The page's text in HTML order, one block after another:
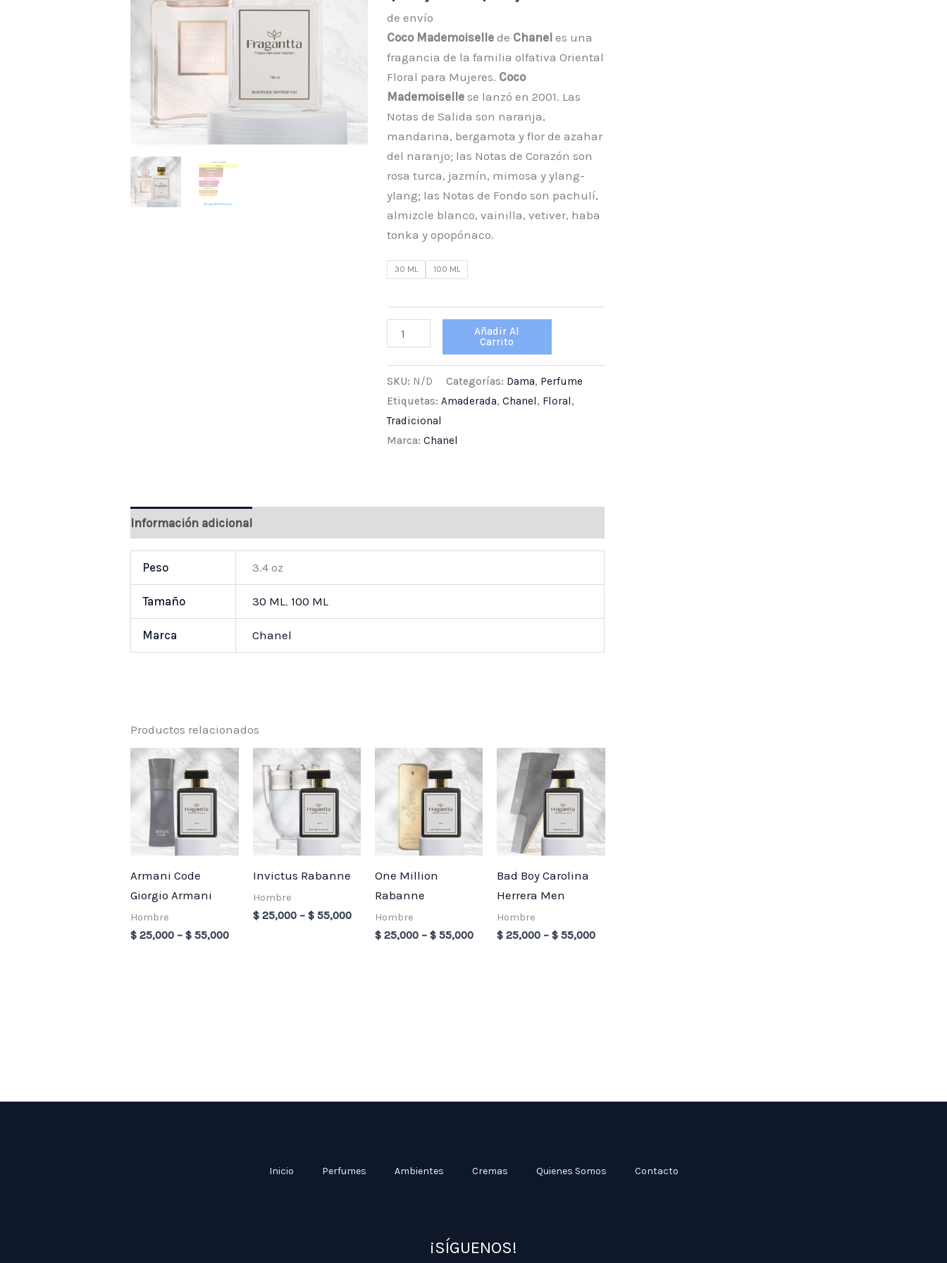
de envío
Coco Mademoisellede Chaneles una
fragancia de la familia olfativa Oriental
Floral para Mujeres. Coco
Mademoisellese lanzó en 2001. Las
Notas de Salida son naranja,
mandarina, bergamota y flor de azahar
del naranjo; las Notas de Corazón son
rosa turca, jazmín, mimosa y ylang-
ylang; las Notas de Fondo son pachulí,
almizcle blanco, vainilla, vetiver, haba
tonka y opopónaco.
30 ML 100 ML
Añadir Al
Carrito
SKU: N/D Categorías: Dama, Perfume
Etiquetas: Amaderada, Chanel, Floral,
Tradicional
Marca: Chanel
Información adicional
Peso 3.4 oz
Tamaño 30 ML, 100 ML
Marca Chanel
Productos relacionados
Armani Code
Giorgio Armani
Hombre
$ 25,000 – $ 55,000
Price
$ 25,000
through
$ 55,000
Invictus Rabanne
Hombre
$25,000 – $55,000
Price
$ 25,000
$ 55,000
One Million
Rabanne
Hombre
$ 25,000 – $ 55,000
Price
$ 25,000
through
$ 55,000
Bad Boy Carolina
Herrera Men
Hombre
$ 25,000 – $ 55,000
Price
$ 25,000
$ 55,000
Inicio Perfumes Ambientes Cremas Quienes Somos Contacto
¡SÍGUENOS!